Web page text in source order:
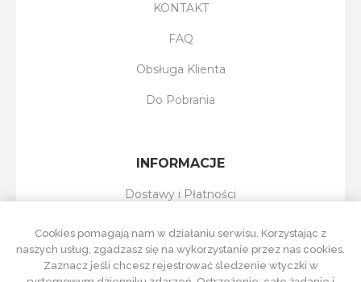
KONTAKT
FAQ
Obsługa Klienta
Do Pobrania
INFORMACJE
Dostawy i Płatności
Regulamin Sklepu
Cookies pomagają nam w działaniu serwisu. Korzystając z
naszych usług, zgadzasz się na wykorzystanie przez nas cookies.
Zaznacz jeśli chcesz rejestrować śledzenie wtyczki w